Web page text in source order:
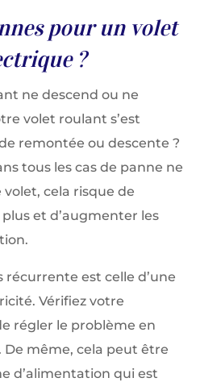
pour un volet
?
ne descend ou ne
volet roulant s’est
remontée ou descente ?
tous les cas de panne ne
volet, cela risque de
et d’augmenter les
récurrente est celle d’une
Vérifiez votre
régler le problème en
même, cela peut être
d’alimentation qui est